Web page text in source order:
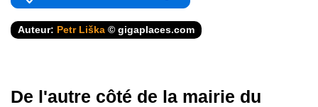
Auteur: Petr Liška © gigaplaces.com
De l'autre côté de la mairie du